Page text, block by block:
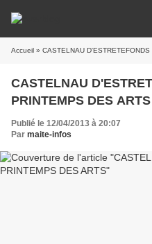
Accueil » CASTELNAU
CASTELNAU
PRINTEMPS DES ARTS
Publié le 12/04/2013 à 20:07
Par maite-infos